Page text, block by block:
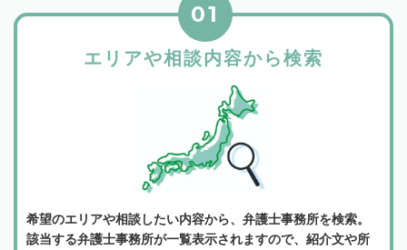
エリアや相談内容から検索
01
希望のエリアや相談したい内容から、弁護士事務所を検索。
該当する弁護士事務所が一覧表示されますので、紹介文や所